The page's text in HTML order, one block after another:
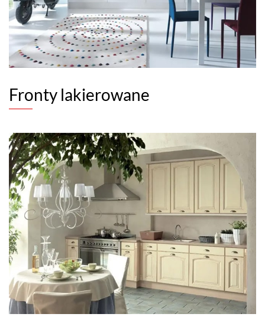
Fronty lakierowane